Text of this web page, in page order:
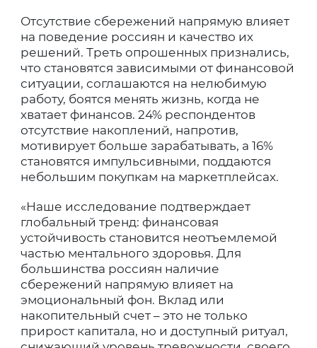
Отсутствие сбережений напрямую влияет
на поведение россиян и качество их
решений. Треть опрошенных признались,
что становятся зависимыми от финансовой
ситуации, соглашаются на нелюбимую
работу, боятся менять жизнь, когда не
хватает финансов. 24% респондентов
отсутствие накоплений, напротив,
мотивирует больше зарабатывать, а 16%
становятся импульсивными, поддаются
небольшим покупкам на маркетплейсах.
«Наше исследование подтверждает
глобальный тренд: финансовая
устойчивость становится неотъемлемой
частью ментального здоровья. Для
большинства россиян наличие
сбережений напрямую влияет на
эмоциональный фон. Вклад или
накопительный счет – это не только
прирост капитала, но и доступный ритуал,